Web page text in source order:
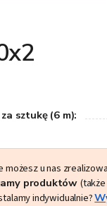
sztukę (6 m):
możesz u nas
produktów
indywidualnie?